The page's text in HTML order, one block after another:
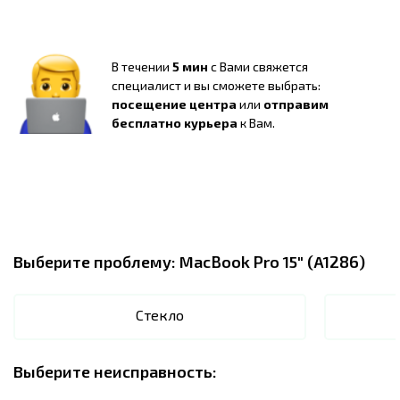
В течении 5 мин с Вами свяжется
специалист и вы сможете выбрать:
посещение центра или отправим
бесплатно курьера к Вам.
Выберите проблему: MacBook Pro 15" (A1286)
Стекло
Выберите неисправность: